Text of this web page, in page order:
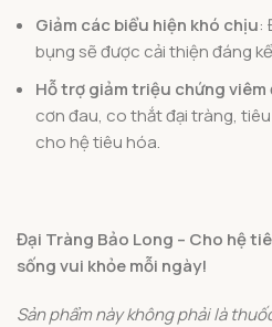
Giảm các biểu hiện khó chịu:
bụng sẽ được cải thiện đáng
Hỗ trợ giảm triệu chứng
cơn đau, co thắt đại tràng,
cho hệ tiêu hóa.
Đại Tràng Bảo Long – Cho hệ
sống vui khỏe mỗi ngày!
Sản phẩm này không phải là